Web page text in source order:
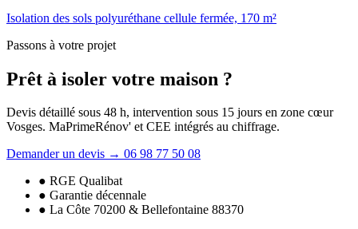
Isolation des sols polyuréthane cellule fermée, 170 m²
Passons à votre projet
Prêt à isoler votre maison ?
Devis détaillé sous 48 h, intervention sous 15 jours en zone cœur
Vosges. MaPrimeRénov' et CEE intégrés au chiffrage.
Demander un devis → 06 98 77 50 08
● RGE Qualibat
● Garantie décennale
● La Côte 70200 & Bellefontaine 88370